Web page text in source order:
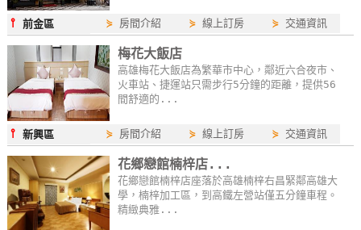
⫯前金區 ⋟ 房間介紹 ⋟線上訂房 ⋟ 交通資訊
梅花大飯店
高雄梅花大飯店為繁華市中心，鄰近六合夜市、
火車站、捷運站只需步行5分鐘的距離，提供56
間舒適的...
⫯新興區 ⋟ 房間介紹 ⋟線上訂房 ⋟ 交通資訊
花鄉戀館楠梓店...
花鄉戀館楠梓店座落於高雄楠梓右昌緊鄰高雄大
學，楠梓加工區，到高鐵左營站僅五分鐘車程。
精緻典雅...